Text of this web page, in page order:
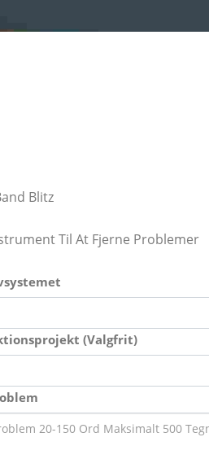
Blitz
Til At Fjerne Problemer
(Valgfrit)